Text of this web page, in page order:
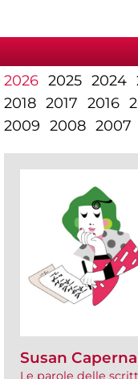
2026 2025 2024
2018 2017 2016
2009 2008 2007
Susan
Le parole delle